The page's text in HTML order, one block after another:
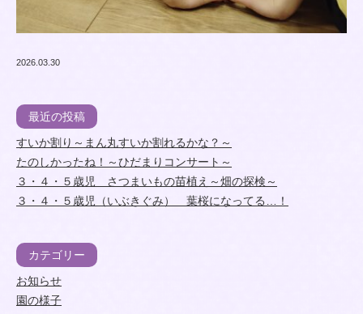
2026.03.30
最近の投稿
すいか割り～まん丸すいか割れるかな？～
たのしかったね！～ひだまりコンサート～
３・４・５歳児 さつまいもの苗植え～畑の探検～
３・４・５歳児（いぶきぐみ） 葉桜になってる…！
カテゴリー
お知らせ
園の様子